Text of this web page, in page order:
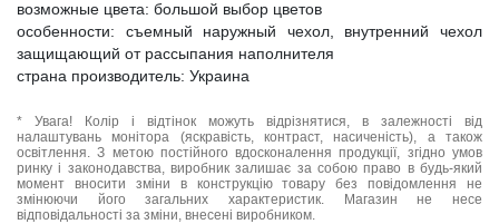
возможные цвета: большой выбор цветов
особенности: съемный наружный чехол, внутренний чехол
защищающий от рассыпания наполнителя
страна производитель: Украина
* Увага! Колір і відтінок можуть відрізнятися, в залежності від
налаштувань монітора (яскравість, контраст, насиченість), а також
освітлення. З метою постійного вдосконалення продукції, згідно умов
ринку і законодавства, виробник залишає за собою право в будь-який
момент вносити зміни в конструкцію товару без повідомлення не
змінюючи його загальних характеристик. Магазин не несе
відповідальності за зміни, внесені виробником.